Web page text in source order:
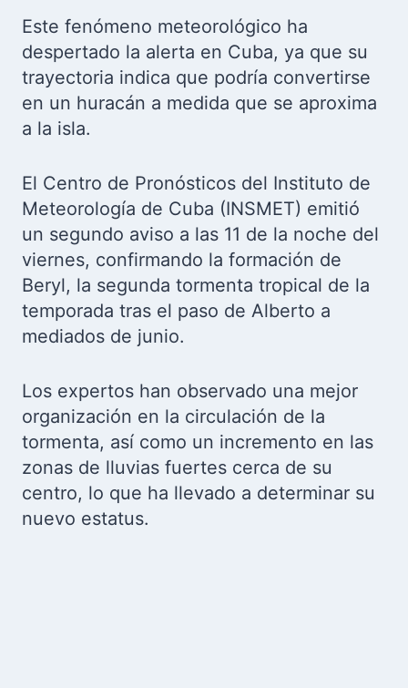
Este fenómeno meteorológico ha
despertado la alerta en Cuba, ya que su
trayectoria indica que podría convertirse
en un huracán a medida que se aproxima
a la isla.
El Centro de Pronósticos del Instituto de
Meteorología de Cuba (INSMET) emitió
un segundo aviso a las 11 de la noche del
viernes, confirmando la formación de
Beryl, la segunda tormenta tropical de la
temporada tras el paso de Alberto a
mediados de junio.
Los expertos han observado una mejor
organización en la circulación de la
tormenta, así como un incremento en las
zonas de lluvias fuertes cerca de su
centro, lo que ha llevado a determinar su
nuevo estatus.